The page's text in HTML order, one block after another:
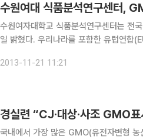
수원여대 식품분석연구센터,
수원여자대학교 식품분석연구센터는 전
일 밝혔다. 우리나라를 포함한 유럽연합(EU), 일본, 호주, 뉴질랜드 등 전 세계 20여 개국은 GMO 기술 이용 여부를 의무적으로 표시해야
2013-11-21 11:21
경실련 “CJ·대상·사조 GMO
국내에서 가장 많은 GMO(유전자변형